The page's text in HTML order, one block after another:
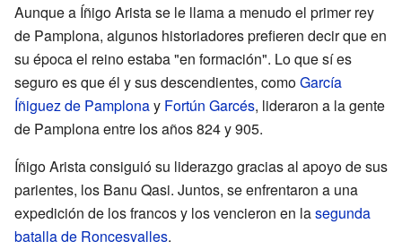
Aunque a Íñigo Arista se le llama a menudo el primer rey
de Pamplona, algunos historiadores prefieren decir que en
su época el reino estaba "en formación". Lo que sí es
seguro es que él y sus descendientes, comoGarcía
Íñiguez de Pamplonay Fortún Garcés, lideraron a la gente
de Pamplona entre los años 824 y 905.
Íñigo Arista consiguió su liderazgo gracias al apoyo de sus
parientes, los Banu Qasi. Juntos, se enfrentaron a una
expedición de los francos y los vencieron en lasegunda
batalla de Roncesvalles.